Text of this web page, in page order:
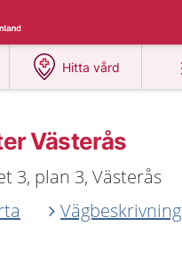
region
Hitta vård
på 1177.se
Västerås
3, plan 3, Västerås
Vägbeskrivning